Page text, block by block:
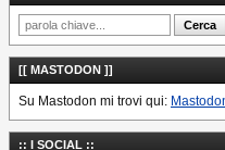
[[ MASTODON ]]
Su Mastodon mi trovi qui:
:: I SOCIAL ::